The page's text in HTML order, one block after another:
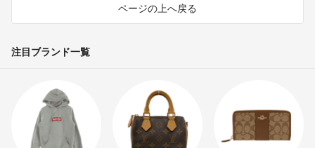
ページの上へ戻る
注目ブランド一覧